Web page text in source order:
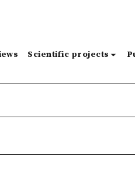
Scientific projects